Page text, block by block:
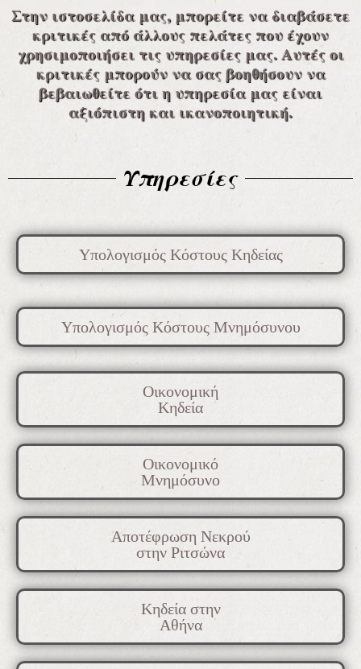
Στην ιστοσελίδα μας, μπορείτε να διαβάσετε
κριτικές από άλλους πελάτες που έχουν
χρησιμοποιήσει τις υπηρεσίες μας. Αυτές οι
κριτικές μπορούν να σας βοηθήσουν να
βεβαιωθείτε ότι η υπηρεσία μας είναι
αξιόπιστη και ικανοποιητική.
Υπηρεσίες
Υπολογισμός Κόστους Κηδείας
Υπολογισμός Κόστους Μνημόσυνου
Οικονομική
Κηδεία
Οικονομικό
Μνημόσυνο
Αποτέφρωση Νεκρού
στην Ριτσώνα
Κηδεία στην
Αθήνα